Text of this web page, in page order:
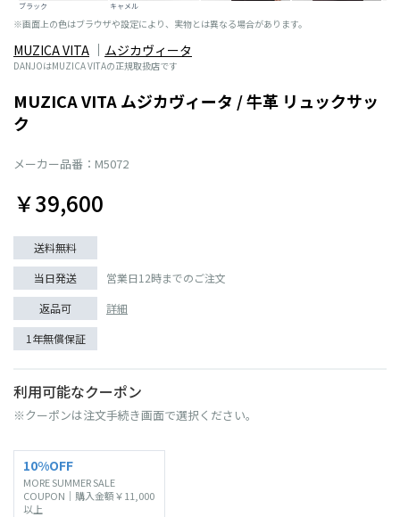
ブラック キャメル
※画面上の色はブラウザや設定により、実物とは異なる場合があります。
MUZICA VITA ムジカヴィータ
DANJOはMUZICA VITAの正規取扱店です
MUZICA VITA ムジカヴィータ / 牛革 リュックサッ
ク
メーカー品番：M5072
￥39,600
送料無料
当日発送
営業日12時までのご注文
返品可
詳細
1年無償保証
利用可能なクーポン
※クーポンは注文手続き画面で選択ください。
10%OFF
MORE SUMMER SALE
COUPON｜購入金額￥11,000
以上